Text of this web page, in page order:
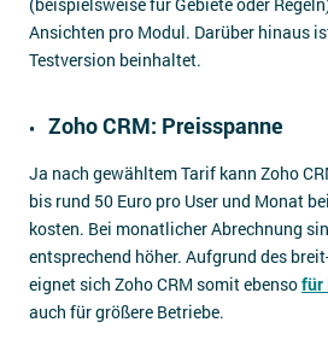
Ansichten pro Modul. Darüber hinaus
Testversion beinhaltet.
Zoho CRM: Preisspanne
Ja nach gewähltem Tarif kann Zoho
bis rund 50 Euro pro User und Monat
kosten. Bei monatlicher Abrechnung
entsprechend höher. Aufgrund des
eignet sich Zoho CRM somit ebensofür
auch für größere Betriebe.